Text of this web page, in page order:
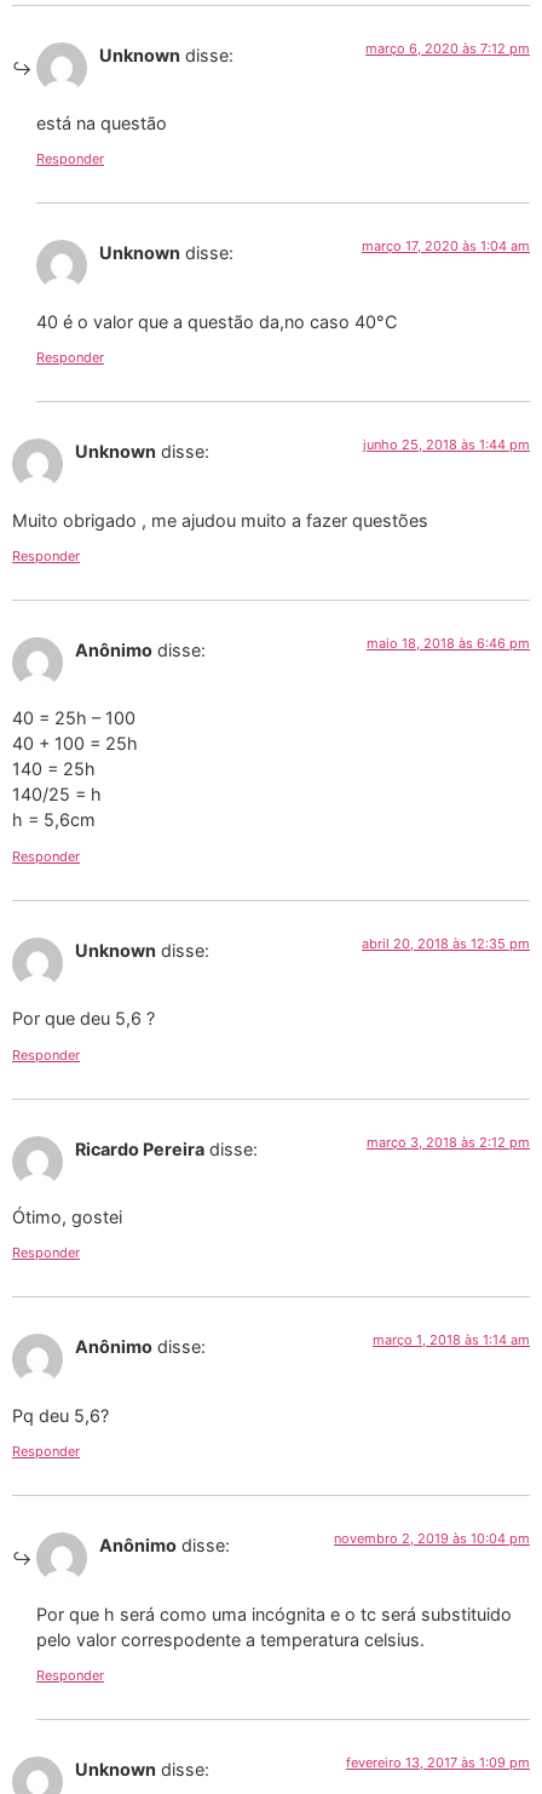
Unknown disse: março 6, 2020 às 7:12 pm
está na questão
Responder
Unknown disse: março 17, 2020 às 1:04 am
40 é o valor que a questão da,no caso 40°C
Responder
Unknown disse: junho 25, 2018 às 1:44 pm
Muito obrigado , me ajudou muito a fazer questões
Responder
Anônimo disse: maio 18, 2018 às 6:46 pm
40 = 25h – 100
40 + 100 = 25h
140 = 25h
140/25 = h
h = 5,6cm
Responder
Unknown disse: abril 20, 2018 às 12:35 pm
Por que deu 5,6 ?
Responder
Ricardo Pereira disse: março 3, 2018 às 2:12 pm
Ótimo, gostei
Responder
Anônimo disse: março 1, 2018 às 1:14 am
Pq deu 5,6?
Responder
Anônimo disse: novembro 2, 2019 às 10:04 pm
Por que h será como uma incógnita e o tc será substituido
pelo valor correspodente a temperatura celsius.
Responder
Unknown disse: fevereiro 13, 2017 às 1:09 pm